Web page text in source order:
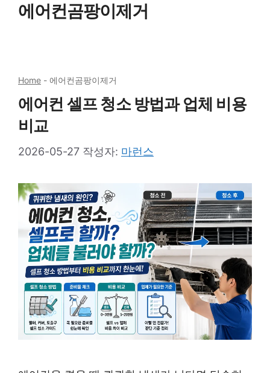
에어컨곰팡이제거
Home - 에어컨곰팡이제거
에어컨 셀프 청소 방법과 업체 비용
비교
2026-05-27 작성자: 마런스